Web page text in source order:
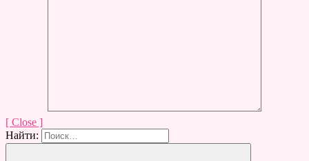
[ Close ]
Найти: